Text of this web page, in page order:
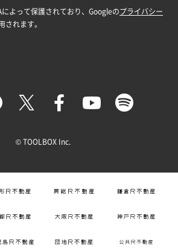
© TOOLBOX Inc.